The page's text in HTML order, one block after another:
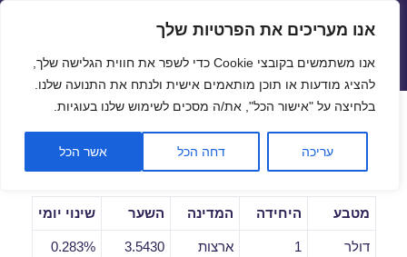
פתח
אנו מעריכים את הפרטיות שלך
אנו משתמשים בקובצי Cookie כדי לשפר את חווית הגלישה שלך,
להציג מודעות או תוכן מותאמים אישית ולנתח את התנועה שלנו.
בלחיצה על "אישור הכל", את/ה מסכים לשימוש שלנו בעוגיות.
עריכה דחה הכל אשר הכל
שערי חליפין יציגים – שער יציג
תפריטים
ווידג'טים
שערי חליפין יומיים לתאריך
18/05/2020
מטבע היחידה המדינה השער שינוי יומי
דולר 1
ארצות
3.5430
0.283%